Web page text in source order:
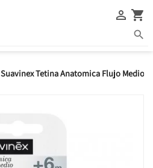

 
Suavinex Tetina Anatomica Flujo Medio